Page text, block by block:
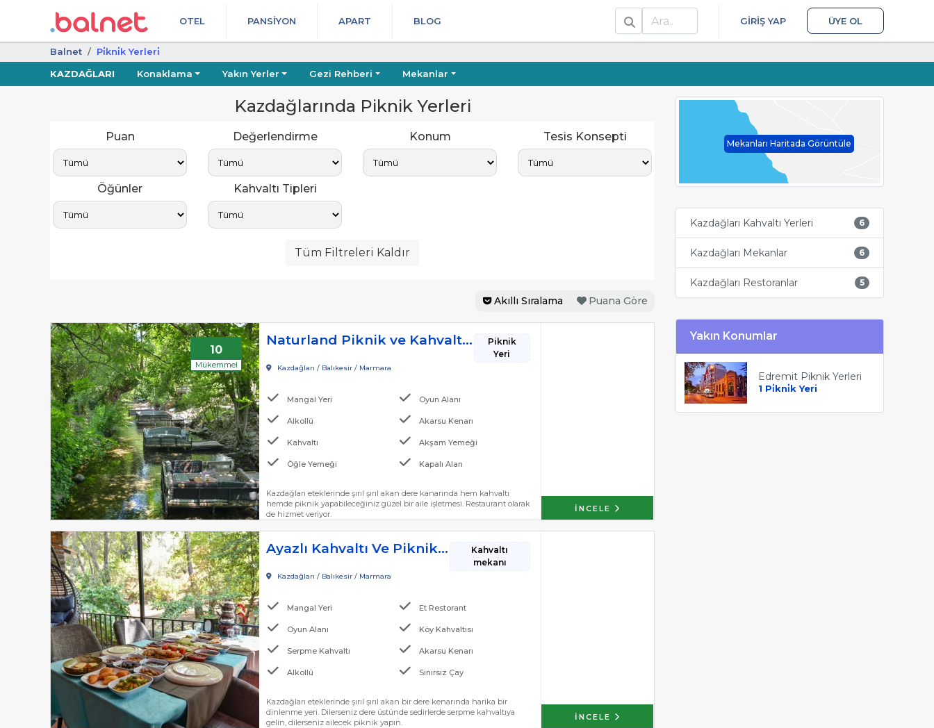
OTEL PANSIYON APART BLOG
Ara
GIRIŞ YAP ÜYE OL
Balnet
Pi̇kni̇k Yerleri̇
KAZDAĞLARI
Konaklama Yakın Yerler Gezi Rehberi Mekanlar
Kazdağlarında Piknik Yerleri
Puan Değerlendirme Konum Tesis Konsepti
Öğünler Kahvaltı Tipleri
Tüm Filtreleri Kaldır
Akıllı Sıralama Puana Göre
10
Mükemmel
Naturland Piknik ve Kahvaltı Alanı
Piknik
Yeri
Kazdağları / Balıkesir / Marmara
Mangal Yeri Oyun Alanı
Alkollü Akarsu Kenarı
Kahvaltı Akşam Yemeği
Öğle Yemeği Kapalı Alan
Kazdağları eteklerinde şırıl şırıl akan dere kanarında hem kahvaltı
hemde piknik yapabileceğiniz güzel bir aile işletmesi. Restaurant olarak
de hizmet veriyor.
İNCELE
Ayazlı Kahvaltı Ve Piknik Yeri
Kahvaltı
mekanı
Kazdağları / Balıkesir / Marmara
Mangal Yeri Et Restorant
Oyun Alanı Köy Kahvaltısı
Serpme Kahvaltı Akarsu Kenarı
Alkollü Sınırsız Çay
Kazdağları eteklerinde şırıl şırıl akan bir dere kenarında harika bir
dinlenme yeri. Dilerseniz dere üstünde sedirlerde serpme kahvaltıya
gelin, dilerseniz ailecek piknik yapın.
İNCELE
Mekanları Haritada Görüntüle
Kazdağları Kahvaltı Yerleri 6
Kazdağları Mekanlar 6
Kazdağları Restoranlar 5
Yakın Konumlar
Edremit Piknik Yerleri
1 Pi̇kni̇k Yeri